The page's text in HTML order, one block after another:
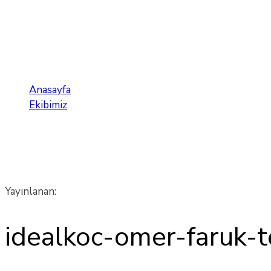
Anasayfa
Ekibimiz
Yayınlanan:
idealkoc-omer-faruk-